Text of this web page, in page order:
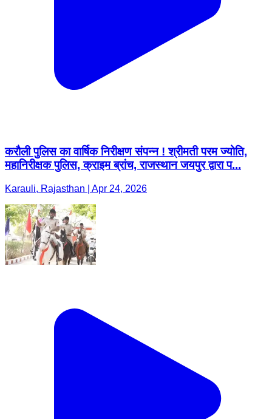
करौली पुलिस का वार्षिक निरीक्षण संपन्न ! श्रीमती परम ज्योति,
महानिरीक्षक पुलिस, क्राइम ब्रांच, राजस्थान जयपुर द्वारा प...
Karauli, Rajasthan | Apr 24, 2026